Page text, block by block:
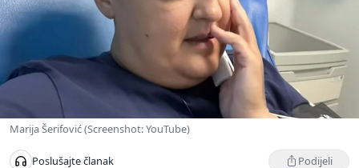
Marija Šerifović (Screenshot: YouTube)
Poslušajte članak Podijeli